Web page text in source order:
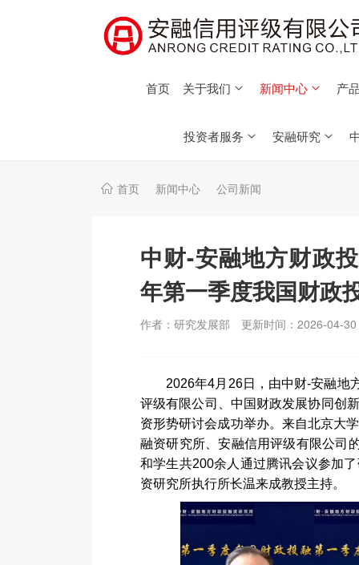
首页 关于我们 新闻中心 产
投资者服务 安融研究
首页 新闻中心 公司新闻
中财-安融地方财政
年第一季度我国财政
作者：研究发展部 更新时间：2026-04-30
2026年4月 26日，由中财-安融地
评级有限公司、中国财政发展协同创
资形势研讨会成功举办。来自北京大
融资研究所、安融信用评级有限公司
和学生共200余人通过腾讯会议参加
资研究所执行所长温来成教授主持。